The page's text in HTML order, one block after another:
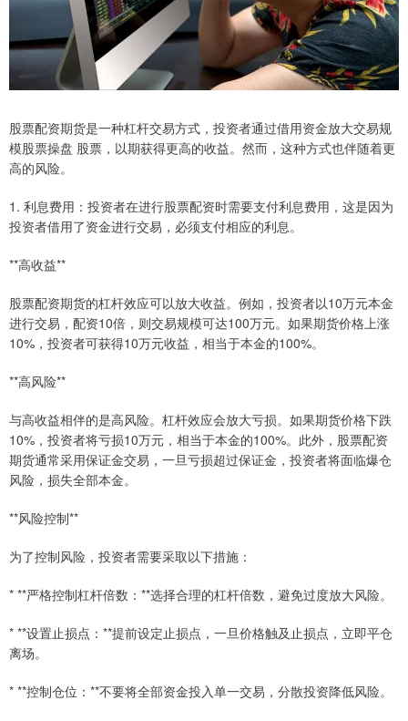
股票配资期货是一种杠杆交易方式，投资者通过借用资金放大交易规
模股票操盘 股票，以期获得更高的收益。然而，这种方式也伴随着更
高的风险。
1. 利息费用：投资者在进行股票配资时需要支付利息费用，这是因为
投资者借用了资金进行交易，必须支付相应的利息。
**高收益**
股票配资期货的杠杆效应可以放大收益。例如，投资者以10万元本金
进行交易，配资10倍，则交易规模可达100万元。如果期货价格上涨
10%，投资者可获得10万元收益，相当于本金的100%。
**高风险**
与高收益相伴的是高风险。杠杆效应会放大亏损。如果期货价格下跌
10%，投资者将亏损10万元，相当于本金的100%。此外，股票配资
期货通常采用保证金交易，一旦亏损超过保证金，投资者将面临爆仓
风险，损失全部本金。
**风险控制**
为了控制风险，投资者需要采取以下措施：
* **严格控制杠杆倍数：**选择合理的杠杆倍数，避免过度放大风险。
* **设置止损点：**提前设定止损点，一旦价格触及止损点，立即平仓
离场。
* **控制仓位：**不要将全部资金投入单一交易，分散投资降低风险。